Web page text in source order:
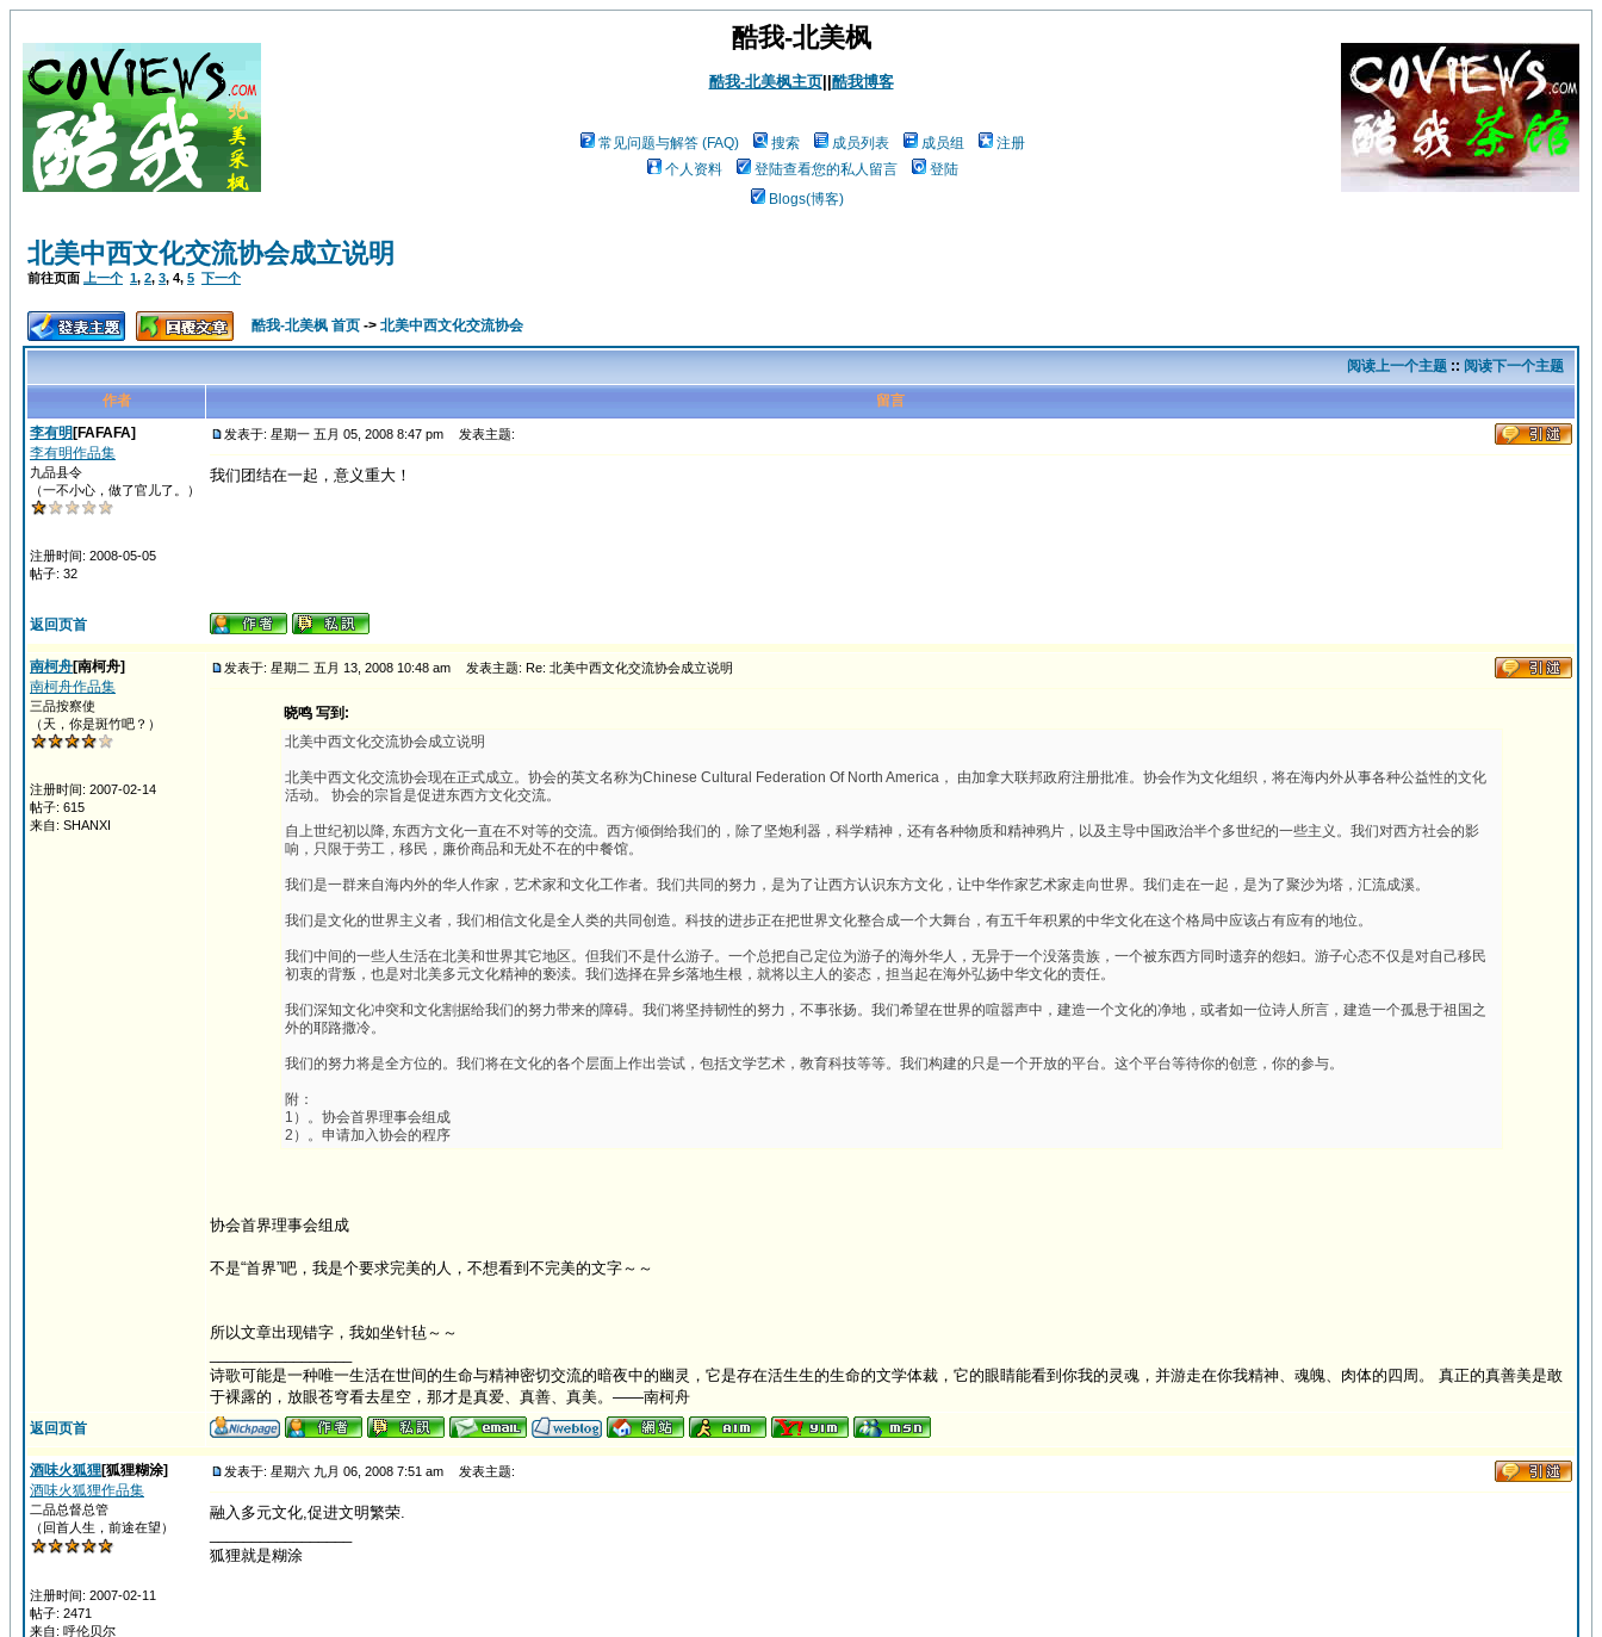
酷我-北美枫
酷我-北美枫主页|| 酷我博客
常见问题与解答 (FAQ) 搜索 成员列表 成员组
注册
个人资料
登陆查看您的私人留言
登陆
Blogs(博客)
北美中西文化交流协会成立说明
前往页面 上一个 1, 2, 3, 4, 5 下一个
酷我-北美枫 首页 -> 北美中西文化交流协会
阅读上一个主题 :: 阅读下一个主题
作者
留言
李有明 [FAFAFA]
李有明作品集
九品县令
（一不小心，做了官儿了。）
注册时间: 2008-05-05
帖子: 32
发表于: 星期一 五月 05, 2008 8:47 pm 发表主题:
我们团结在一起，意义重大！
返回页首
南柯舟[南柯舟]
南柯舟作品集
三品按察使
（天，你是斑竹吧？）
注册时间: 2007-02-14
帖子: 615
来自: SHANXI
发表于: 星期二 五月 13, 2008 10:48 am 发表主题: Re: 北美中西文化交流协会成立说明
晓鸣 写到:
北美中西文化交流协会成立说明
北美中西文化交流协会现在正式成立。协会的英文名称为Chinese Cultural Federation Of North America， 由加拿大联邦政府注册批准。协会作为文化组织，将在海内外从事各种公益性的文化
活动。 协会的宗旨是促进东西方文化交流。
自上世纪初以降, 东西方文化一直在不对等的交流。西方倾倒给我们的，除了坚炮利器，科学精神，还有各种物质和精神鸦片，以及主导中国政治半个多世纪的一些主义。我们对西方社会的影
响，只限于劳工，移民，廉价商品和无处不在的中餐馆。
我们是一群来自海内外的华人作家，艺术家和文化工作者。我们共同的努力，是为了让西方认识东方文化，让中华作家艺术家走向世界。我们走在一起，是为了聚沙为塔，汇流成溪。
我们是文化的世界主义者，我们相信文化是全人类的共同创造。科技的进步正在把世界文化整合成一个大舞台，有五千年积累的中华文化在这个格局中应该占有应有的地位。
我们中间的一些人生活在北美和世界其它地区。但我们不是什么游子。一个总把自己定位为游子的海外华人，无异于一个没落贵族，一个被东西方同时遗弃的怨妇。游子心态不仅是对自己移民
初衷的背叛，也是对北美多元文化精神的亵渎。我们选择在异乡落地生根，就将以主人的姿态，担当起在海外弘扬中华文化的责任。
我们深知文化冲突和文化割据给我们的努力带来的障碍。我们将坚持韧性的努力，不事张扬。我们希望在世界的喧嚣声中，建造一个文化的净地，或者如一位诗人所言，建造一个孤悬于祖国之
外的耶路撒冷。
我们的努力将是全方位的。我们将在文化的各个层面上作出尝试，包括文学艺术，教育科技等等。我们构建的只是一个开放的平台。这个平台等待你的创意，你的参与。
附：
1）。协会首界理事会组成
2）。申请加入协会的程序
协会首界理事会组成
不是“首界”吧，我是个要求完美的人，不想看到不完美的文字～～
所以文章出现错字，我如坐针毡～～
诗歌可能是一种唯一生活在世间的生命与精神密切交流的暗夜中的幽灵，它是存在活生生的生命的文学体裁，它的眼睛能看到你我的灵魂，并游走在你我精神、魂魄、肉体的四周。 真正的真善美是敢
于裸露的，放眼苍穹看去星空，那才是真爱、真善、真美。——南柯舟
返回页首
酒味火狐狸[狐狸糊涂]
酒味火狐狸作品集
二品总督总管
（回首人生，前途在望）
注册时间: 2007-02-11
帖子: 2471
来自: 呼伦贝尔
发表于: 星期六 九月 06, 2008 7:51 am 发表主题:
融入多元文化,促进文明繁荣.
狐狸就是糊涂